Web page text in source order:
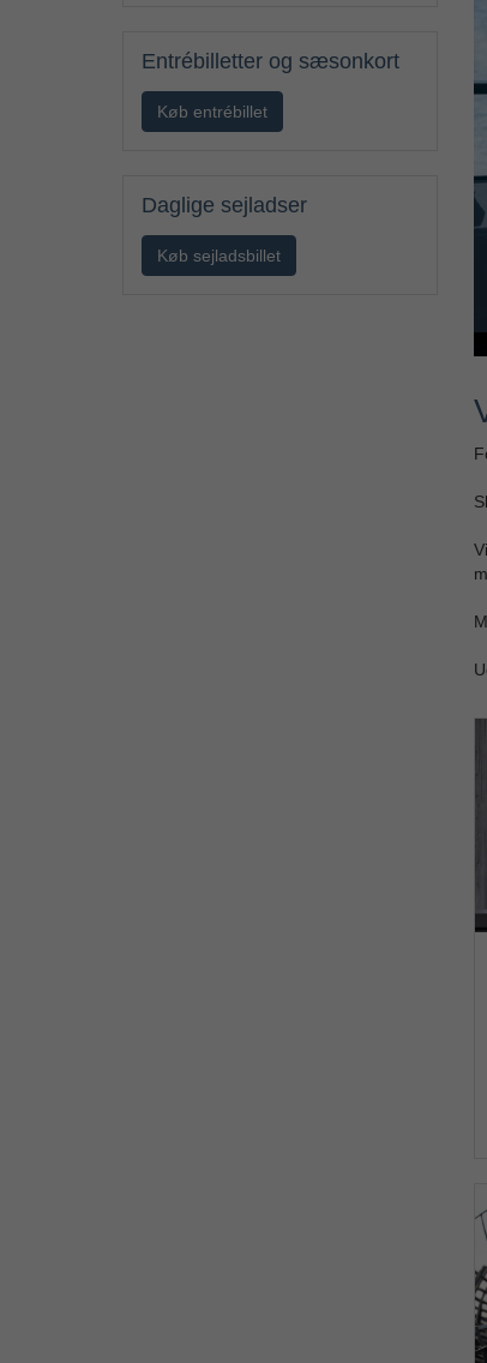
Entrébilletter og sæsonkort
Køb entrébillet
Daglige sejladser
Køb sejladsbillet